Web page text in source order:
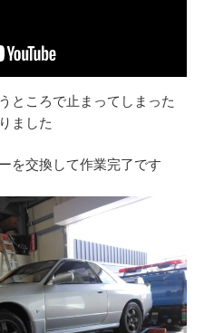
ところで止まってしまった
ました
を交換して作業完了です